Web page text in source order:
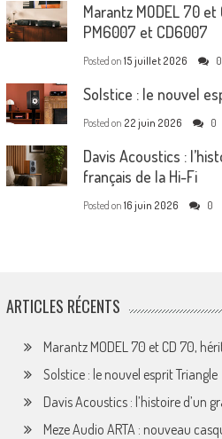
Marantz MODEL 70
PM6007 et CD6007
Posted on 15 juillet 2026 0
Solstice : le nouvel
Posted on 22 juin 2026 0
Davis Acoustics :
français de la Hi-Fi
Posted on 16 juin 2026 0
ARTICLES RÉCENTS
Marantz MODEL 70 et CD 70,
Solstice : le nouvel esprit Triangle
Davis Acoustics : l’histoire d’un
Meze Audio ARTA : nouveau